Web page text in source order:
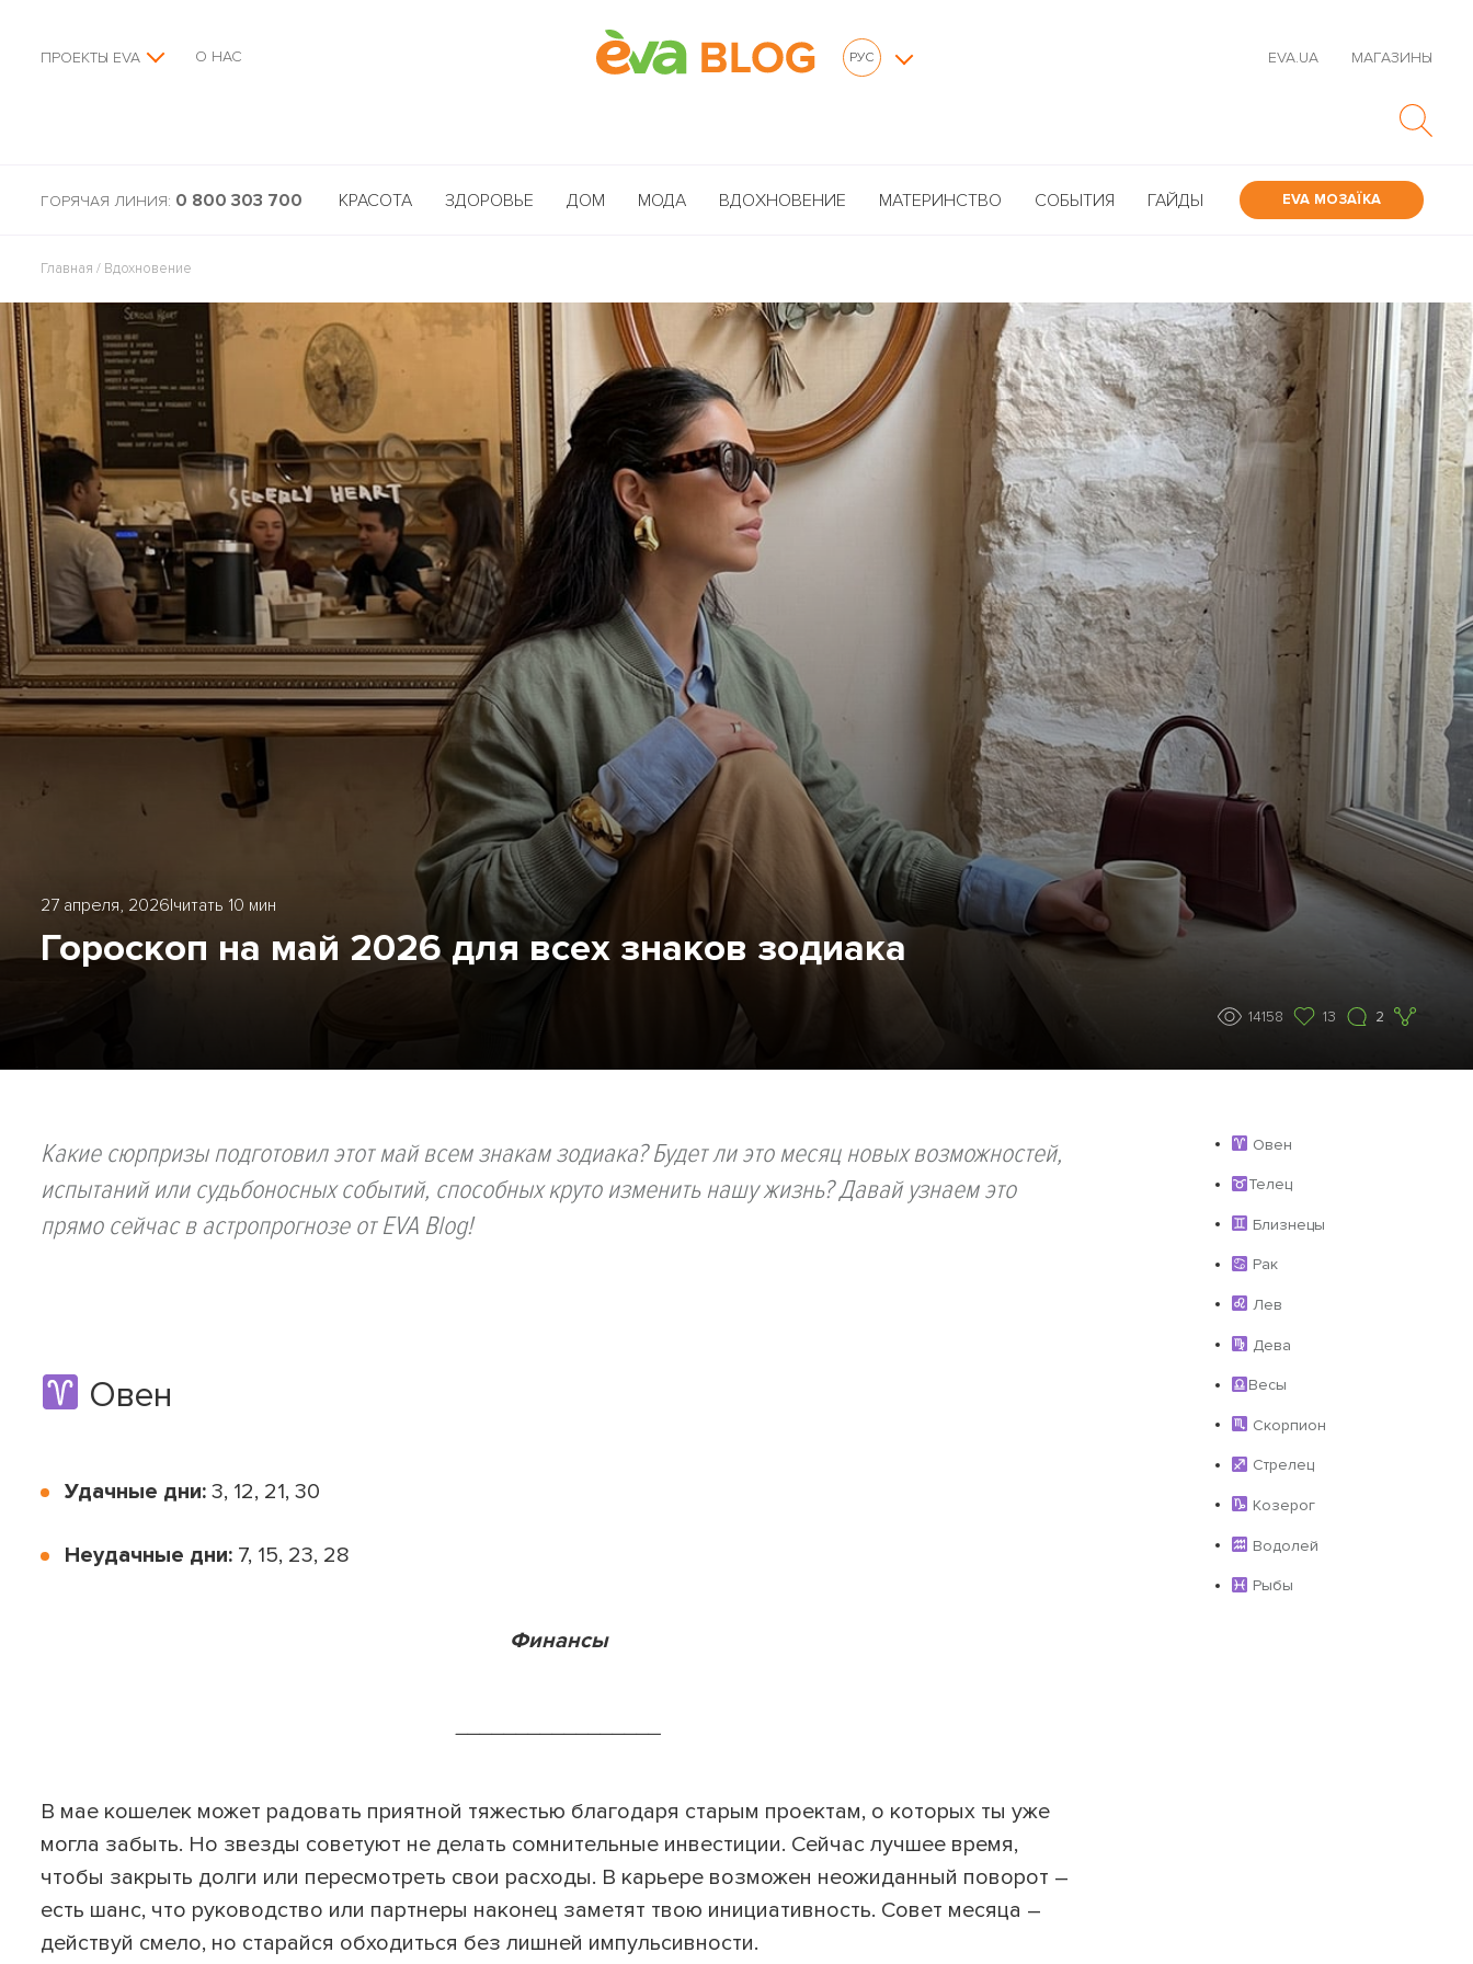
ПРОЕКТЫ EVA О НАС РУС EVA.UA МАГАЗИНЫ
ГОРЯЧАЯ ЛИНИЯ: 0 800 303 700 КРАСОТА ЗДОРОВЬЕ ДОМ МОДА ВДОХНОВЕНИЕ МАТЕРИНСТВО СОБЫТИЯ ГАЙДЫ EVA МОЗАЇКА
Главная / Вдохновение
27 апреля, 2026|читать 10 мин
Гороскоп на май 2026 для всех знаков зодиака
14158 13 2
Какие сюрпризы подготовил этот май всем знакам зодиака? Будет ли это месяц новых возможностей,
испытаний или судьбоносных событий, способных круто изменить нашу жизнь? Давай узнаем это
прямо сейчас в астропрогнозе от EVA Blog!
Овен
Телец
Близнецы
Рак
Лев
Дева
Весы
Скорпион
Стрелец
Козерог
Водолей
Рыбы
Овен
Удачные дни: 3, 12, 21, 30
Неудачные дни: 7, 15, 23, 28
Финансы
_________________
В мае кошелек может радовать приятной тяжестью благодаря старым проектам, о которых ты уже
могла забыть. Но звезды советуют не делать сомнительные инвестиции. Сейчас лучшее время,
чтобы закрыть долги или пересмотреть свои расходы. В карьере возможен неожиданный поворот –
есть шанс, что руководство или партнеры наконец заметят твою инициативность. Совет месяца –
действуй смело, но старайся обходиться без лишней импульсивности.